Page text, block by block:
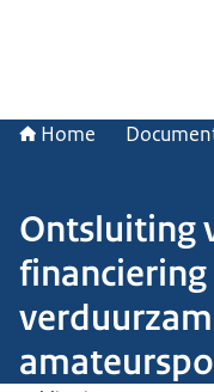
Home
Ontsluiting